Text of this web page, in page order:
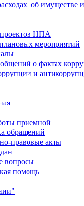
об имуществе
НПА
мероприятий
о фактах
и
приемной
обращений
правовые акты
вопросы
помощь